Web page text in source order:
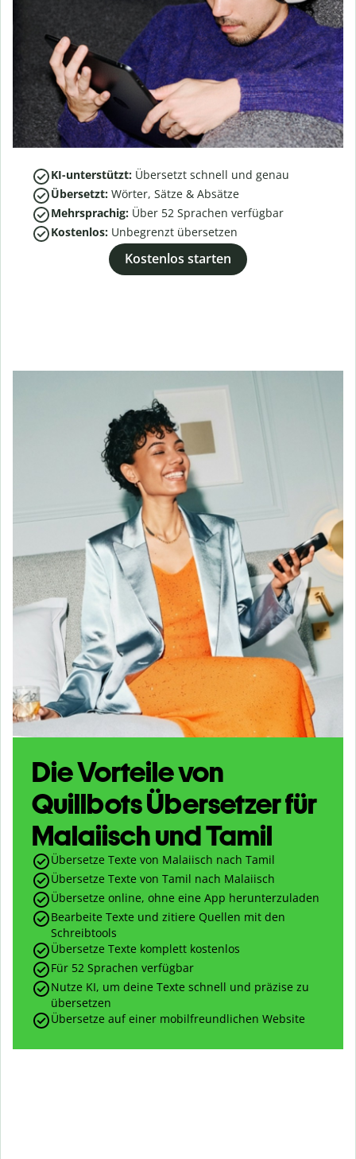
KI-unterstützt: Übersetzt schnell und genau
Übersetzt: Wörter, Sätze & Absätze
Mehrsprachig: Über 52 Sprachen verfügbar
Kostenlos: Unbegrenzt übersetzen
Kostenlos starten
Die Vorteile von
Quillbots Übersetzer für
Malaiisch und Tamil
Übersetze Texte von Malaiisch nach Tamil
Übersetze Texte von Tamil nach Malaiisch
Übersetze online, ohne eine App herunterzuladen
Bearbeite Texte und zitiere Quellen mit den
Schreibtools
Übersetze Texte komplett kostenlos
Für 52 Sprachen verfügbar
Nutze KI, um deine Texte schnell und präzise zu
übersetzen
Übersetze auf einer mobilfreundlichen Website